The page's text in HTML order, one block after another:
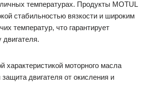
температурах. Продукты MOTUL
стабильностью вязкости и широким
температур, что гарантирует
характеристикой моторного масла
двигателя от окисления и